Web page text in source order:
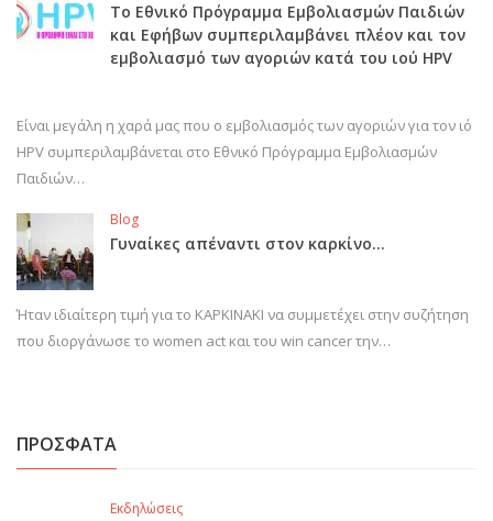
Το Εθνικό Πρόγραμμα Εμβολιασμών Παιδιών
και Εφήβων συμπεριλαμβάνει πλέον και τον
εμβολιασμό των αγοριών κατά του ιού HPV
Είναι μεγάλη η χαρά μας που ο εμβολιασμός των αγοριών για τον ιό
HPV συμπεριλαμβάνεται στο Εθνικό Πρόγραμμα Εμβολιασμών
Παιδιών…
Blog
Γυναίκες απέναντι στον καρκίνο…
Ήταν ιδιαίτερη τιμή για το ΚΑΡΚΙΝΑΚΙ να συμμετέχει στην συζήτηση
που διοργάνωσε το women act και του win cancer την…
ΠΡΟΣΦΑΤΑ
Εκδηλώσεις